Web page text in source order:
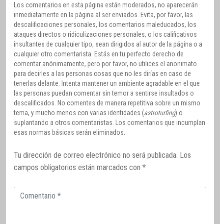
Los comentarios en esta página están moderados, no aparecerán
inmediatamente en la página al ser enviados. Evita, por favor, las
descalificaciones personales, los comentarios maleducados, los
ataques directos o ridiculizaciones personales, o los calificativos
insultantes de cualquier tipo, sean dirigidos al autor de la página o a
cualquier otro comentarista. Estás en tu perfecto derecho de
comentar anónimamente, pero por favor, no utilices el anonimato
para decirles a las personas cosas que no les dirías en caso de
tenerlas delante. Intenta mantener un ambiente agradable en el que
las personas puedan comentar sin temor a sentirse insultados o
descalificados. No comentes de manera repetitiva sobre un mismo
tema, y mucho menos con varias identidades (astroturfing) o
suplantando a otros comentaristas. Los comentarios que incumplan
esas normas básicas serán eliminados.
Tu dirección de correo electrónico no será publicada. Los
campos obligatorios están marcados con *
Comentario